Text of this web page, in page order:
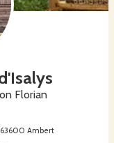
Florian
- 63600 Ambert